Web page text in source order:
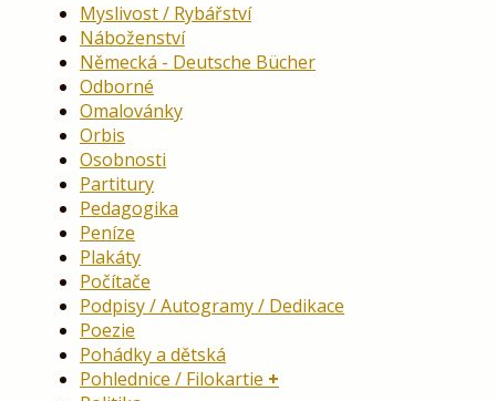
Myslivost / Rybářství
Náboženství
Německá - Deutsche Bücher
Odborné
Omalovánky
Orbis
Osobnosti
Partitury
Pedagogika
Peníze
Plakáty
Počítače
Podpisy / Autogramy / Dedikace
Poezie
Pohádky a dětská
Pohlednice / Filokartie